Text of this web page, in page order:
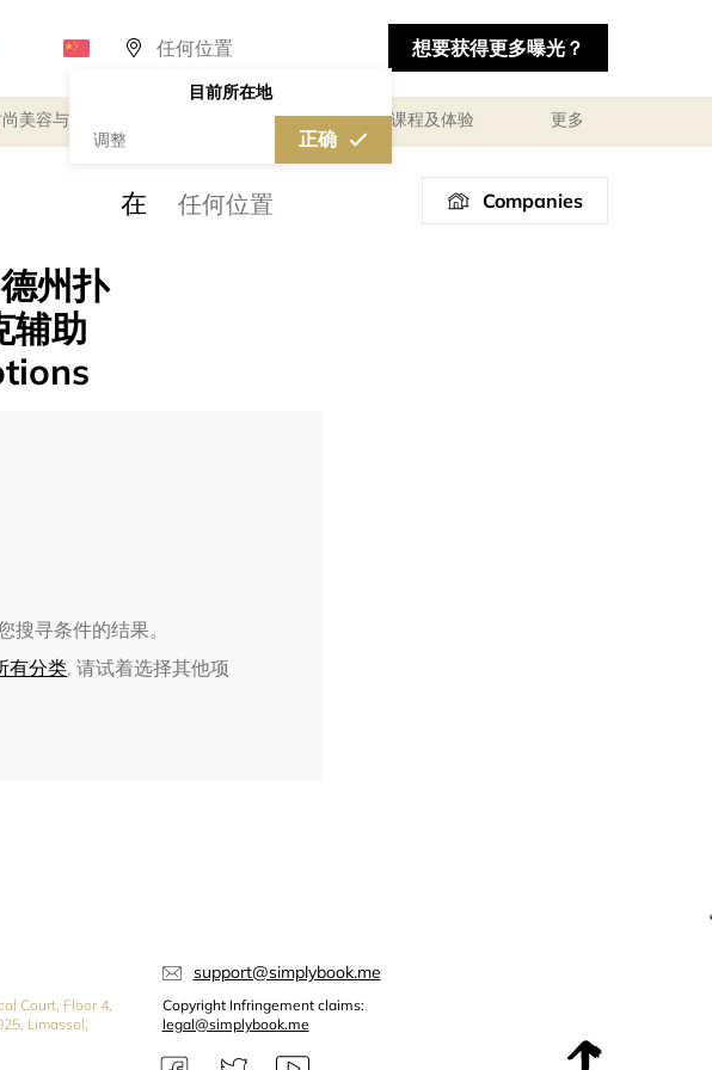
目前所在地
调整 正确
想要获得更多曝光？
美容与健康 私人咨询顾问服务 课程及体验 更多
州扑
辅助
在 Companies
搜寻条件的结果。
有分类, 请试着选择其他项
Court, Floor 4,
Limassol,
support@simplybook.me
Copyright Infringement claims:
legal@simplybook.me